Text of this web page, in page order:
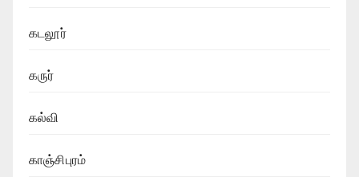
கடலூர்
கருர்
கல்வி
காஞ்சிபுரம்